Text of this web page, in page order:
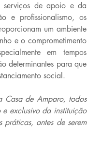
serviços de apoio e da
e profissionalismo, os
um ambiente
e o comprometimento
em tempos
determinantes para que
social.
Casa de Amparo, todos
e exclusivo da instituição
antes de serem